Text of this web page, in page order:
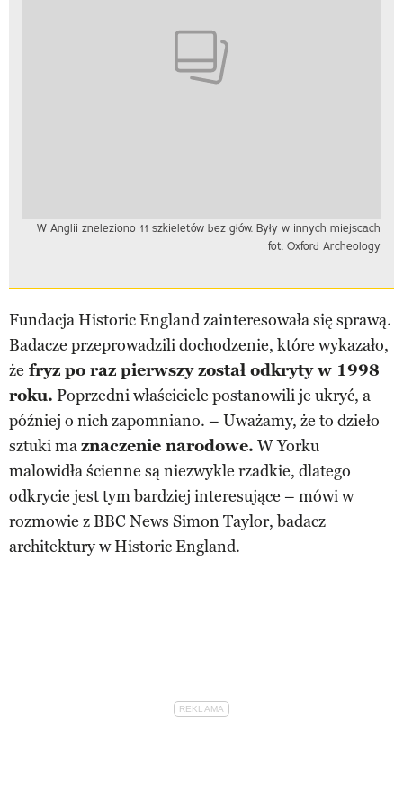
W Anglii zneleziono 11 szkieletów bez głów. Były w innych miejscach
fot. Oxford Archeology
Fundacja Historic England zainteresowała się sprawą.
Badacze przeprowadzili dochodzenie, które wykazało,
że fryz po raz pierwszy został odkryty w 1998
roku. Poprzedni właściciele postanowili je ukryć, a
później o nich zapomniano. – Uważamy, że to dzieło
sztuki maznaczenie narodowe. W Yorku
malowidła ścienne są niezwykle rzadkie, dlatego
odkrycie jest tym bardziej interesujące – mówi w
rozmowie z BBC News Simon Taylor, badacz
architektury w Historic England.